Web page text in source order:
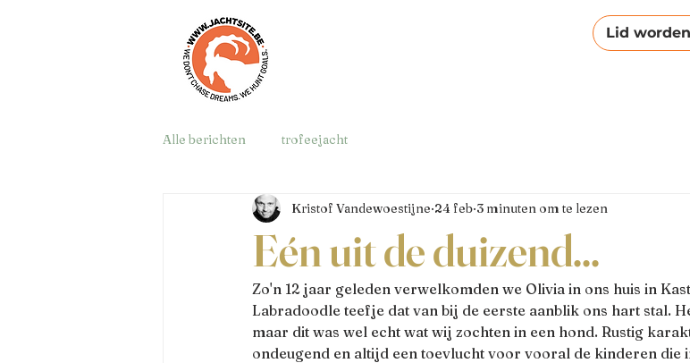
Lid
Alle berichten trofeejacht
Eén uit de duizend...
Kristof Vandewoestijne 24 feb 3 minuten om te lezen
Zo'n 12 jaar geleden verwelkomden we Olivia in ons huis in
Labradoodle teefje dat van bij de eerste aanblik ons hart stal.
maar dit was wel echt wat wij zochten in een hond. Rustig
ondeugend en altijd een toevlucht voor vooral de kinderen die